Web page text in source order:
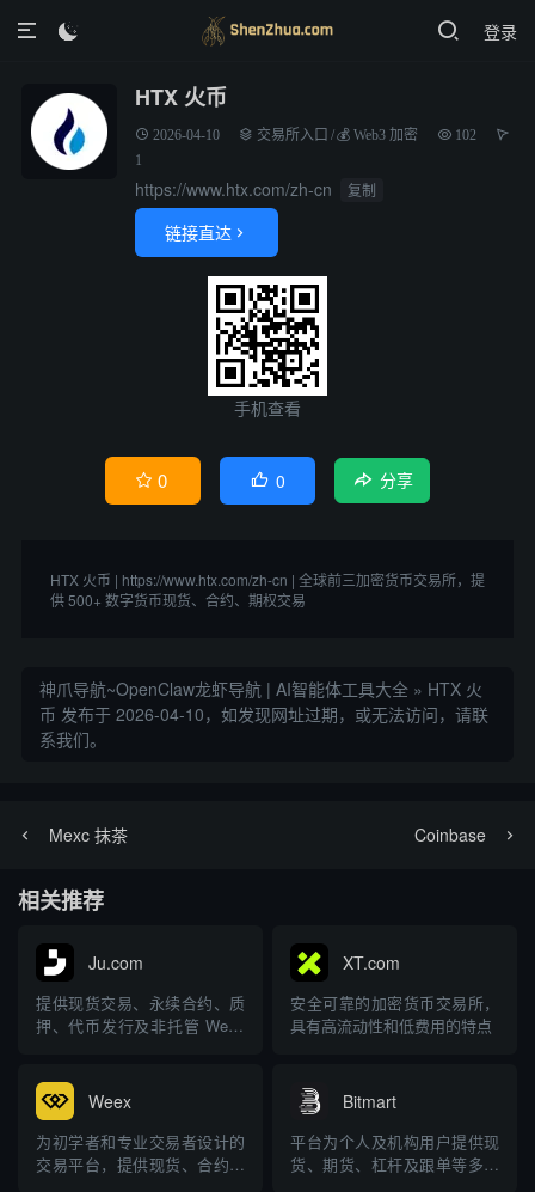
登录

HTX 火币
2026-04-10 交易所入口 /‌💰‌ Web3 加密
102
1
https://www.htx.com/zh-cn 复制
链接直达 
手机查看
 0  0 分享
HTX 火币 | https://www.htx.com/zh-cn | 全球前三加密货币交易所，提
供 500+ 数字货币现货、合约、期权交易
神爪导航~OpenClaw龙虾导航 | AI智能体工具大全 » HTX 火
币 发布于 2026-04-10，如发现网址过期，或无法访问，请联
系我们。
Mexc 抹茶 Coinbase
相关推荐
Ju.com
提供现货交易、永续合约、质
押、代币发行及非托管 Web3
XT.com
安全可靠的加密货币交易所，
具有高流动性和低费用的特点
Weex
为初学者和专业交易者设计的
交易平台，提供现货、合约、
Bitmart
平台为个人及机构用户提供现
货、期货、杠杆及跟单等多元